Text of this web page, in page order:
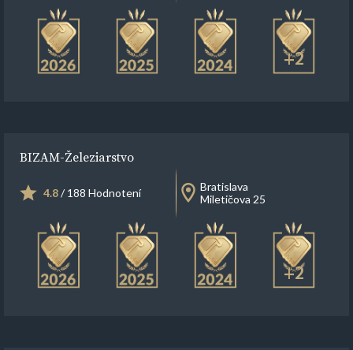
+2
BIZAM-Železiarstvo
4.8/ 188 Hodnotení
Bratislava
Miletičova 25
+2